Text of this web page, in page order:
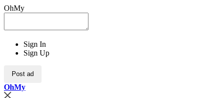
OhMy
Sign In
Sign Up
Post ad
OhMy